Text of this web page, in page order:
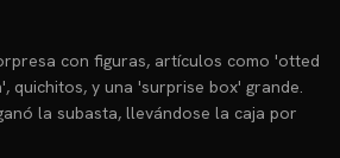
con figuras, artículos como 'otted
quichitos, y una 'surprise box' grande.
la subasta, llevándose la caja por